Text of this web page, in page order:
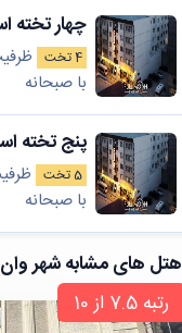
چهار تخته
4 تخت
ظرفیت: 4
با صبحانه
پنج تخته
5 تخت
ظرفیت: 5
با صبحانه
هتل های مشابه شهر وان
رتبه 7.5 از 10